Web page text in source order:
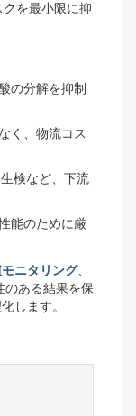
を最小限に抑
の分解を抑制
く、物流コス
検など、下流
能のために厳
ニタリング、
のある結果を保
します。